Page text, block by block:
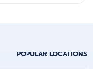
POPULAR LOCATIONS